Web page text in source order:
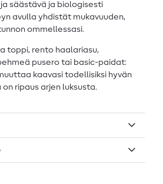
säästävä ja biologisesti
avulla yhdistät mukavuuden,
ommellessasi.
toppi, rento haalariasu,
pusero tai basic-paidat:
kaavasi todellisiksi hyvän
ripaus arjen luksusta.